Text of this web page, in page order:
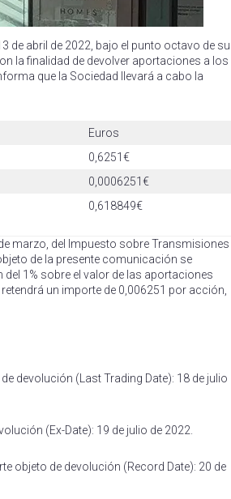
de abril de 2022, bajo el punto octavo de su
la finalidad de devolver aportaciones a los
que la Sociedad llevará a cabo la
Euros
0,6251€
0,0006251€
0,618849€
marzo, del Impuesto sobre Transmisiones
de la presente comunicación se
1% sobre el valor de las aportaciones
un importe de 0,006251 por acción,
devolución (Last Trading Date): 18 de julio
(Ex-Date): 19 de julio de 2022.
objeto de devolución (Record Date): 20 de